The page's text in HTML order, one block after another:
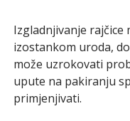
Izgladnjivanje
izostankom uroda,
može uzrokovati
upute na pakiranju
primjenjivati.